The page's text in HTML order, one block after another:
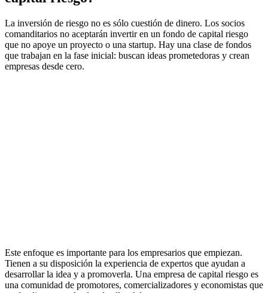
La inversión de riesgo no es sólo cuestión de dinero. Los socios
comanditarios no aceptarán invertir en un fondo de capital riesgo
que no apoye un proyecto o una startup. Hay una clase de fondos
que trabajan en la fase inicial: buscan ideas prometedoras y crean
empresas desde cero.
Este enfoque es importante para los empresarios que empiezan.
Tienen a su disposición la experiencia de expertos que ayudan a
desarrollar la idea y a promoverla. Una empresa de capital riesgo es
una comunidad de promotores, comercializadores y economistas que